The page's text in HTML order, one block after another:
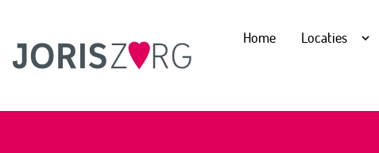
Home Locaties